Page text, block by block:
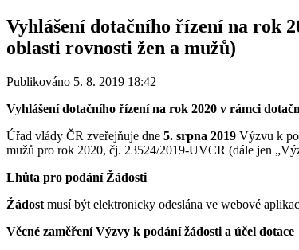
Vyhlášení dotačního řízení na rok
oblasti rovnosti žen a mužů)
Publikováno 5. 8. 2019 18:42
Vyhlášení dotačního řízení na rok 2020 v rámci
Úřad vlády ČR zveřejňuje dne 5. srpna 2019 Výzvu k
mužů pro rok 2020, čj. 23524/2019-UVCR (dále jen
Lhůta pro podání Žádosti
Žádost musí být elektronicky odeslána ve webové
Věcné zaměření Výzvy k podání žádosti a účel dotace